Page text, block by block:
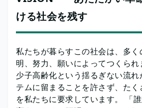
ける社会を残す
私たちが暮らすこの社会は、多
明、努力、願いによってつくられ
少子高齢化という揺るぎない流れ
テムに留まることを許さず、た
を私たちに要求しています。 「